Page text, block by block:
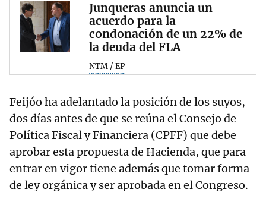
Junqueras anuncia un
acuerdo para la
condonación de un 22% de
la deuda del FLA
NTM / EP
Feijóo ha adelantado la posición de los suyos,
dos días antes de que se reúna el Consejo de
Política Fiscal y Financiera (CPFF) que debe
aprobar esta propuesta de Hacienda, que para
entrar en vigor tiene además que tomar forma
de ley orgánica y ser aprobada en el Congreso.